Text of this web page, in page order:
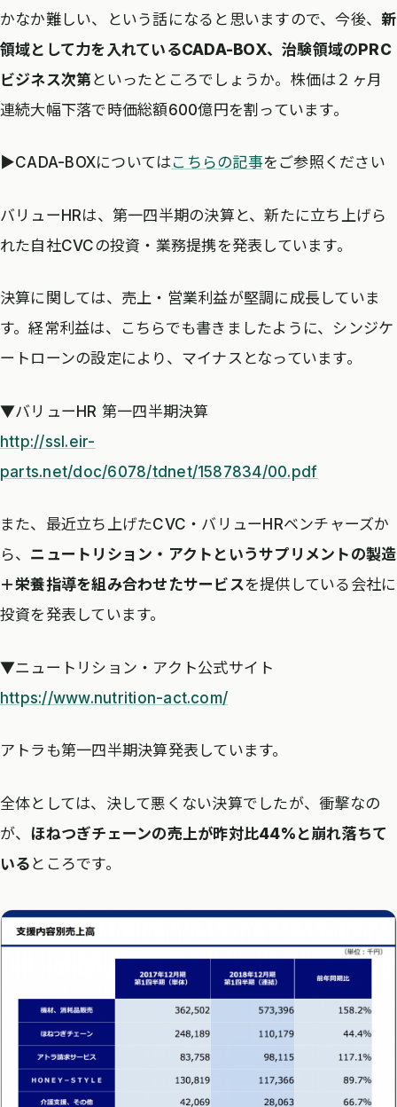
かなか難しい、という話になると思いますので、今後、 新
領域として力を入れているCADA-BOX、治験領域のPRC
ビジネス次第 といったところでしょうか。株価は２ヶ月
連続大幅下落で時価総額600億円を割っています。
▶︎CADA-BOXについてはこちらの記事をご参照ください
バリューHRは、第一四半期の決算と、新たに立ち上げら
れた自社CVCの投資・業務提携を発表しています。
決算に関しては、売上・営業利益が堅調に成長していま
す。経常利益は、こちらでも書きましたように、シンジケ
ートローンの設定により、マイナスとなっています。
▼バリューHR 第一四半期決算
http://ssl.eir-
parts.net/doc/6078/tdnet/1587834/00.pdf
また、最近立ち上げたCVC・バリューHRベンチャーズか
ら、 ニュートリション・アクトというサプリメントの製造
＋栄養指導を組み合わせたサービスを提供している会社に
投資を発表しています。
▼ニュートリション・アクト公式サイト
https://www.nutrition-act.com/
アトラも第一四半期決算発表しています。
全体としては、決して悪くない決算でしたが、衝撃なの
が、 ほねつぎチェーンの売上が昨対比44%と崩れ落ちて
いる ところです。